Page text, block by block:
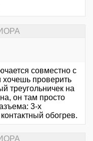
совместно с
хочешь проверить
треугольничек на
он там просто
3-х
обогрев.